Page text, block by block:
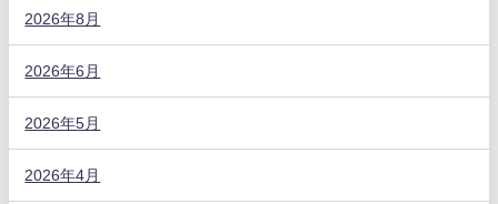
2026年8月
2026年6月
2026年5月
2026年4月